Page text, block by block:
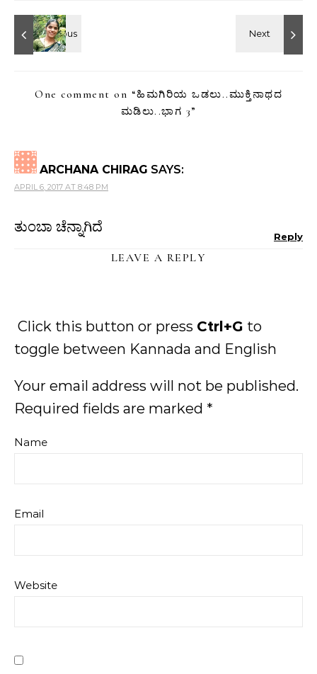
One comment on “ಹಿಮಗಿರಿಯ ಒಡಲು..ಮುಕ್ತಿನಾಥದ
ಮಡಿಲು..ಭಾಗ 3”
ARCHANA CHIRAG SAYS:
APRIL 6, 2017 AT 8:48 PM
ತುಂಬಾ ಚೆನ್ನಾಗಿದೆ
Reply
LEAVE A REPLY
Click this button or press Ctrl+G to
toggle between Kannada and English
Your email address will not be published.
Required fields are marked *
Name
Email
Website